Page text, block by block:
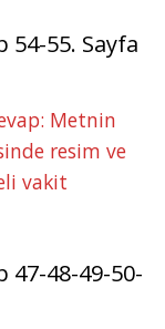
54-55. Sayfa
Metnin
resim ve
vakit
47-48-49-50-